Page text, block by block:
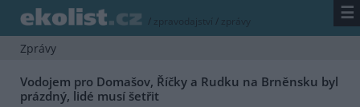
/ zpravodajství / zprávy ☰
Zprávy
Vodojem pro Domašov, Říčky a Rudku na Brněnsku byl
prázdný, lidé musí šetřit